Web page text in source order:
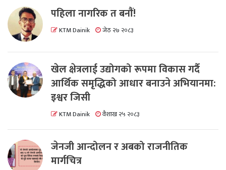
पहिला नागरिक त बनाैं!
KTM Dainik जेठ २७ २०८३
खेल क्षेत्रलाई उद्योगको रूपमा विकास गर्दै
आर्थिक समृद्धिको आधार बनाउने अभियानमा:
इश्वर जिसी
KTM Dainik वैशाख २५ २०८३
जेनजी आन्दोलन र अबको राजनीतिक
मार्गचित्र